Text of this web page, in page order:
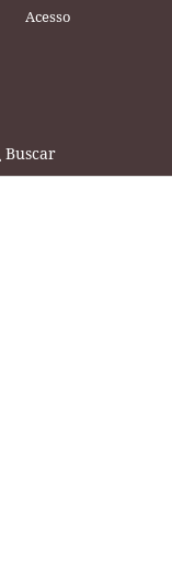
Buscar
Acesso